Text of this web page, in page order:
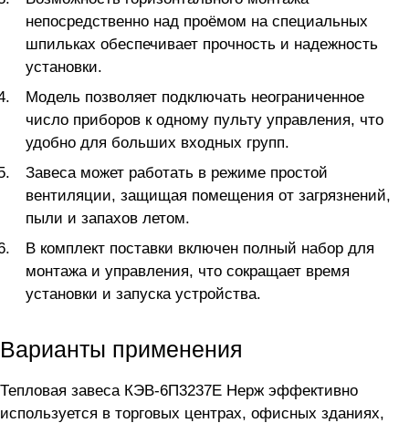
непосредственно над проёмом на специальных
шпильках обеспечивает прочность и надежность
установки.
Модель позволяет подключать неограниченное
число приборов к одному пульту управления, что
удобно для больших входных групп.
Завеса может работать в режиме простой
вентиляции, защищая помещения от загрязнений,
пыли и запахов летом.
В комплект поставки включен полный набор для
монтажа и управления, что сокращает время
установки и запуска устройства.
Варианты применения
Тепловая завеса КЭВ-6П3237Е Нерж эффективно
используется в торговых центрах, офисных зданиях,